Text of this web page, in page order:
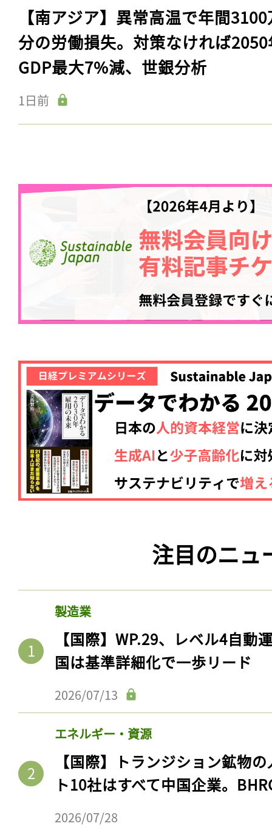
【南アジア】異常高温で年間
分の労働損失。対策なければ
GDP最大7%減、世銀分析
1日前
注目のニュ
製造業
【国際】WP.29、レベル4自動
国は基準詳細化で一歩リード
2026/07/13
エネルギー・資源
【国際】トランジション鉱物
ト10社はすべて中国企業。
2026/07/28